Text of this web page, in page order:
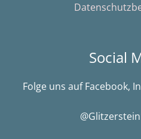
Social
Folge uns auf Facebook,